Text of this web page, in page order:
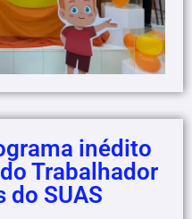
inédito
Trabalhador
do SUAS